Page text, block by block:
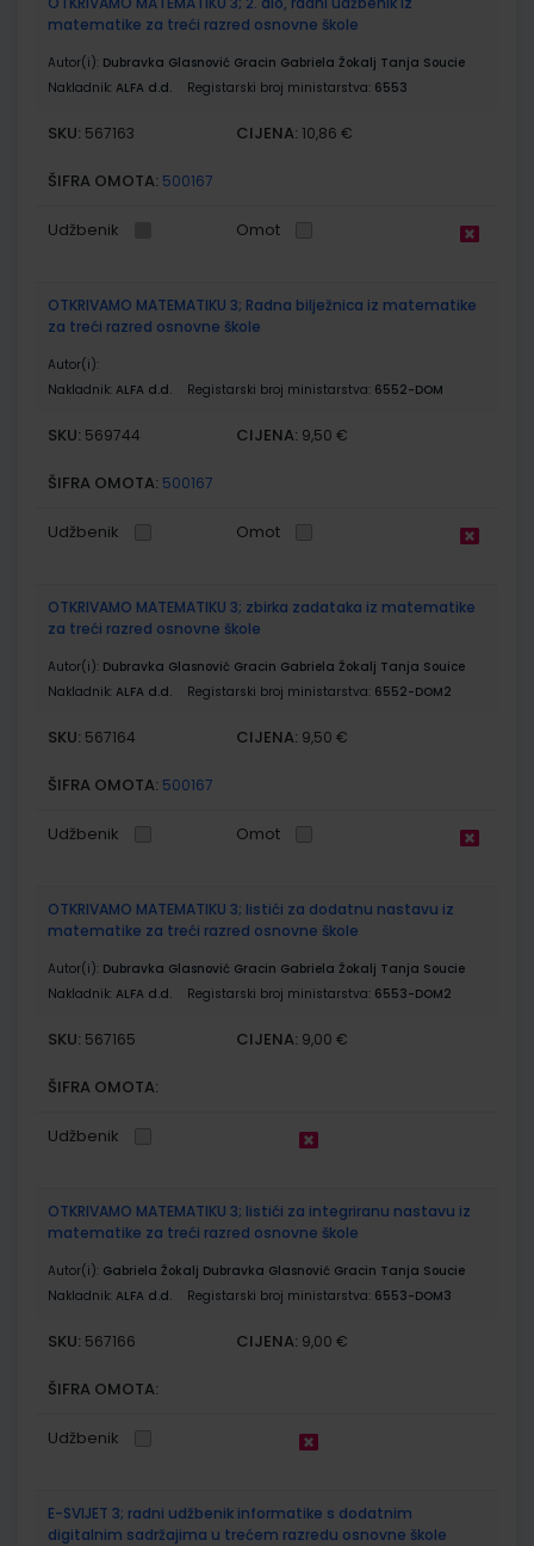
matematike za treći razred osnovne škole
Autor(i): Dubravka Glasnović Gracin Gabriela Žokalj Tanja Soucie
Nakladnik: ALFA d.d. Registarski broj ministarstva: 6553
SKU: 567163 CIJENA: 10,86 €
ŠIFRA OMOTA: 500167
Udžbenik Omot
OTKRIVAMO MATEMATIKU 3; Radna bilježnica iz matematike
za treći razred osnovne škole
Autor(i):
Nakladnik: ALFA d.d. Registarski broj ministarstva: 6552-DOM
SKU: 569744 CIJENA: 9,50 €
ŠIFRA OMOTA: 500167
Udžbenik Omot
OTKRIVAMO MATEMATIKU 3; zbirka zadataka iz matematike
za treći razred osnovne škole
Autor(i): Dubravka Glasnović Gracin Gabriela Žokalj Tanja Souice
Nakladnik: ALFA d.d. Registarski broj ministarstva: 6552-DOM2
SKU: 567164 CIJENA: 9,50 €
ŠIFRA OMOTA: 500167
Udžbenik Omot
OTKRIVAMO MATEMATIKU 3; listići za dodatnu nastavu iz
matematike za treći razred osnovne škole
Autor(i): Dubravka Glasnović Gracin Gabriela Žokalj Tanja Soucie
Nakladnik: ALFA d.d. Registarski broj ministarstva: 6553-DOM2
SKU: 567165 CIJENA: 9,00 €
ŠIFRA OMOTA:
Udžbenik
OTKRIVAMO MATEMATIKU 3; listići za integriranu nastavu iz
matematike za treći razred osnovne škole
Autor(i): Gabriela Žokalj Dubravka Glasnović Gracin Tanja Soucie
Nakladnik: ALFA d.d. Registarski broj ministarstva: 6553-DOM3
SKU: 567166 CIJENA: 9,00 €
ŠIFRA OMOTA:
Udžbenik
E-SVIJET 3; radni udžbenik informatike s dodatnim
digitalnim sadržajima u trećem razredu osnovne škole